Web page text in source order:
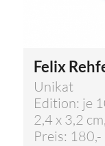
Felix
Unikat
Edition: je
2,4 x 3,2
Preis: